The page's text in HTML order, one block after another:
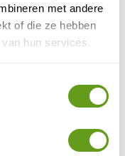
met andere
of die ze hebben
hun services.
landschap,
en weiden. Het
wel "klein Finland"
vele
wilde soorten
Het is een ideale